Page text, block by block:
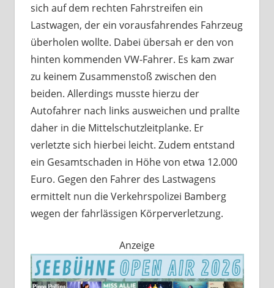
sich auf dem rechten Fahrstreifen ein
Lastwagen, der ein vorausfahrendes Fahrzeug
überholen wollte. Dabei übersah er den von
hinten kommenden VW-Fahrer. Es kam zwar
zu keinem Zusammenstoß zwischen den
beiden. Allerdings musste hierzu der
Autofahrer nach links ausweichen und prallte
daher in die Mittelschutzleitplanke. Er
verletzte sich hierbei leicht. Zudem entstand
ein Gesamtschaden in Höhe von etwa 12.000
Euro. Gegen den Fahrer des Lastwagens
ermittelt nun die Verkehrspolizei Bamberg
wegen der fahrlässigen Körperverletzung.
Anzeige